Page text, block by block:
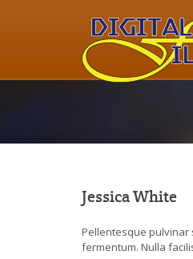
Jessica White
Pellentesque pulvinar
fermentum. Nulla